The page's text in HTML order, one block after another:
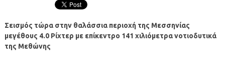
Σεισμός τώρα στην θαλάσσια περιοχή της Μεσσηνίας
μεγέθους 4.0 Ρίχτερ με επίκεντρο 141 χιλιόμετρα νοτιοδυτικά
της Μεθώνης